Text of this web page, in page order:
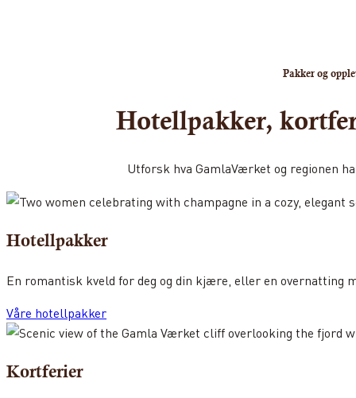
Pakker og
Hotellpakker,
Utforsk hva GamlaVærket og regionen
Hotellpakker
En romantisk kveld for deg og din kjære, eller en overnatting
Våre hotellpakker
Kortferier